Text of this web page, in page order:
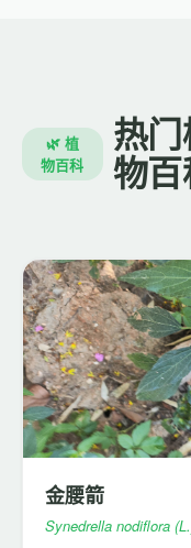
🌿 植
物百科
热门
物百
金腰箭
Synedrella nodiflora